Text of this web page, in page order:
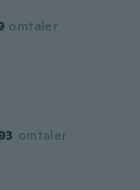
omtaler
omtaler